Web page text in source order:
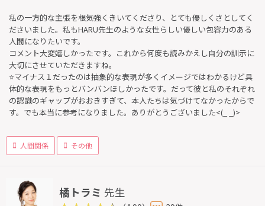
私の一方的な主張を根気強くきいてくださり、とても優しくさとしてく
ださいました。私もHARU先生のような女性らしい優しい包容力のある
人間になりたいです。
コメント大変嬉しかったです。これから何度も読みかえし自分の訓示に
大切にさせていただきますね。
⭐マイナス１だったのは抽象的な表現が多くイメージではわかるけど具
体的な表現をもっとバンバンほしかったです。だって彼と私のそれぞれ
の認識のギャップがおおきすぎて、本人たちは気づけてなかったからで
す。でも本当に参考になりました。ありがとうございました<(_ _)>
人間関係 その他
橘トラミ 先生